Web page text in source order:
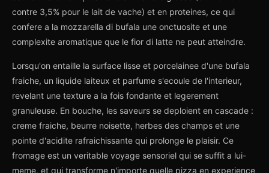
contre 3,5% pour le lait de vache) et en proteines, ce qui
confere a la mozzarella di bufala une onctuosite et une
complexite aromatique que le fior di latte ne peut atteindre.
Lorsqu'on entaille la surface lisse et porcelainee d'une bufala
fraiche, un liquide laiteux et parfume s'ecoule de l'interieur,
revelant une texture a la fois fondante et legerement
granuleuse. En bouche, les saveurs se deploient en cascade :
creme fraiche, beurre noisette, herbes des champs et une
pointe d'acidite rafraichissante qui prolonge le plaisir. Ce
fromage est un veritable voyage sensoriel qui se suffit a lui-
meme, et qui transforme n'importe quelle pizza en experience